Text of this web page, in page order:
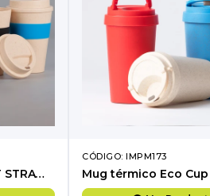
Mug Eco Cup "WHEAT STRAW" 355cc con banda silicona
CÓDIGO: IMPM173